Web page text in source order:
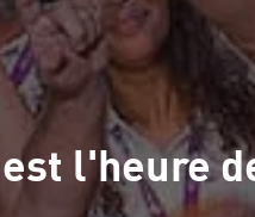
l'heure